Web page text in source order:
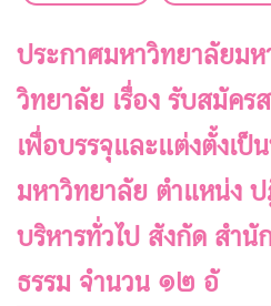
ประกาศมหาวิทยาลัยม
วิทยาลัย เรื่อง รับสมัค
เพื่อบรรจุและแต่งตั้งเป็
มหาวิทยาลัย ตำแหน่ง
บริหารทั่วไป สังกัด สำนั
ธรรม จำนวน ๑๒ อั